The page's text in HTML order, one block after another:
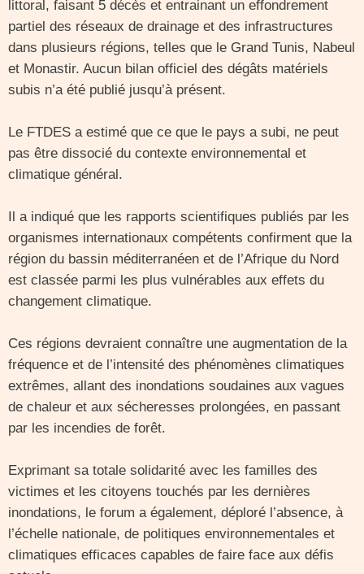
littoral, faisant 5 décès et entrainant un effondrement
partiel des réseaux de drainage et des infrastructures
dans plusieurs régions, telles que le Grand Tunis, Nabeul
et Monastir. Aucun bilan officiel des dégâts matériels
subis n’a été publié jusqu’à présent.
Le FTDES a estimé que ce que le pays a subi, ne peut
pas être dissocié du contexte environnemental et
climatique général.
Il a indiqué que les rapports scientifiques publiés par les
organismes internationaux compétents confirment que la
région du bassin méditerranéen et de l’Afrique du Nord
est classée parmi les plus vulnérables aux effets du
changement climatique.
Ces régions devraient connaître une augmentation de la
fréquence et de l’intensité des phénomènes climatiques
extrêmes, allant des inondations soudaines aux vagues
de chaleur et aux sécheresses prolongées, en passant
par les incendies de forêt.
Exprimant sa totale solidarité avec les familles des
victimes et les citoyens touchés par les dernières
inondations, le forum a également, déploré l’absence, à
l’échelle nationale, de politiques environnementales et
climatiques efficaces capables de faire face aux défis